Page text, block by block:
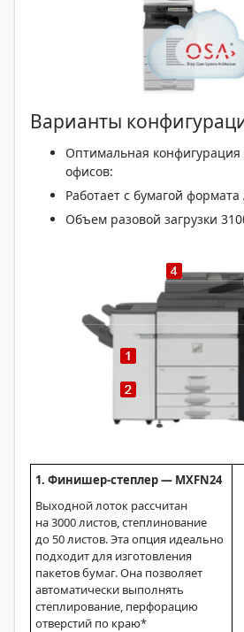
Варианты
Оптимальная
офисов:
Работает с бумагой формата
Объем разовой загрузки
1. Финишер-степлер — MXFN24
Выходной лоток рассчитан
на 3000 листов, степлинование
до 50 листов. Эта опция идеально
подходит для изготовления
пакетов бумаг. Она позволяет
автоматически выполнять
степлирование, перфорацию
отверстий по краю*